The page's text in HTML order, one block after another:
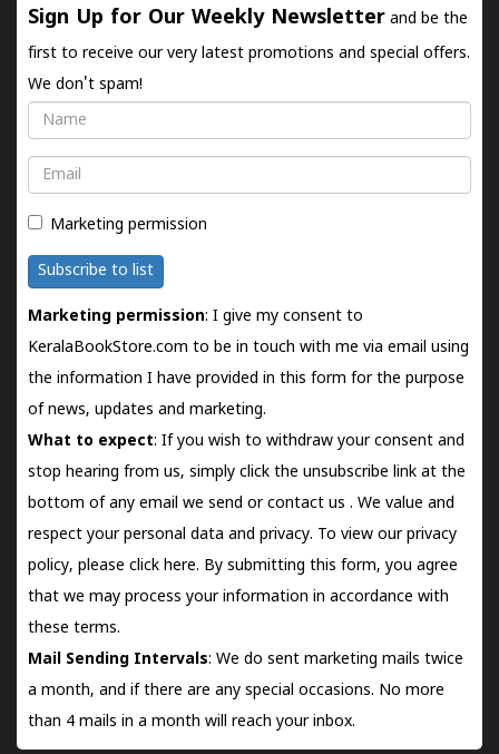
Sign Up for Our Weekly Newsletter and be the
first to receive our very latest promotions and special offers.
We don't spam!
Name
Email
Marketing permission
Subscribe to list
Marketing permission: I give my consent to
KeralaBookStore.com to be in touch with me via email using
the information I have provided in this form for the purpose
of news, updates and marketing.
What to expect: If you wish to withdraw your consent and
stop hearing from us, simply click the unsubscribe link at the
bottom of any email we send orcontact us . We value and
respect your personal data and privacy. To view our privacy
policy, please click here. By submitting this form, you agree
that we may process your information in accordance with
these terms.
Mail Sending Intervals: We do sent marketing mails twice
a month, and if there are any special occasions. No more
than 4 mails in a month will reach your inbox.